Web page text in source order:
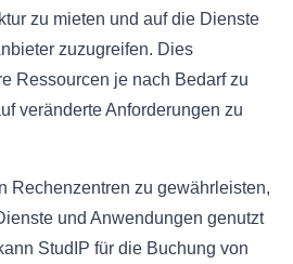
zu mieten und auf die Dienste
zuzugreifen. Dies
Ressourcen je nach Bedarf zu
veränderte Anforderungen zu
Rechenzentren zu gewährleisten,
und Anwendungen genutzt
StudIP für die Buchung von